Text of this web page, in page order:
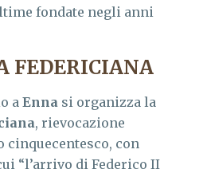
fondate negli anni
FEDERICIANA
a Enna si organizza la
, rievocazione
cinquecentesco, con
“l’arrivo di Federico II